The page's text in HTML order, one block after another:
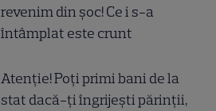
revenim din șoc! Ce i s-a
întâmplat este crunt
Atenție! Poți primi bani de la
stat dacă-ți îngrijești părinții,